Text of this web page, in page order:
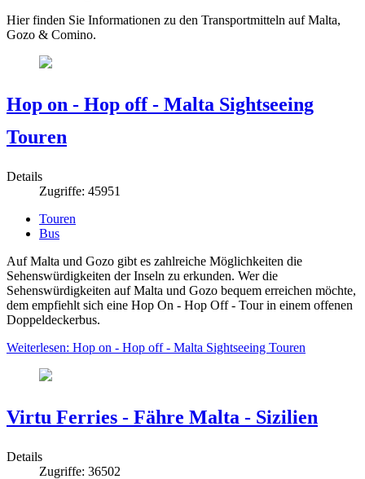
Hier finden Sie Informationen zu den Transportmitteln auf Malta,
Gozo & Comino.
Hop on - Hop off - Malta Sightseeing
Touren
Details
Zugriffe: 45951
Touren
Bus
Auf Malta und Gozo gibt es zahlreiche Möglichkeiten die
Sehenswürdigkeiten der Inseln zu erkunden. Wer die
Sehenswürdigkeiten auf Malta und Gozo bequem erreichen möchte,
dem empfiehlt sich eine Hop On - Hop Off - Tour in einem offenen
Doppeldeckerbus.
Weiterlesen: Hop on - Hop off - Malta Sightseeing Touren
Virtu Ferries - Fähre Malta - Sizilien
Details
Zugriffe: 36502